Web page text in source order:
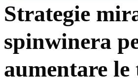
Strategie
spinwinera
aumentare le